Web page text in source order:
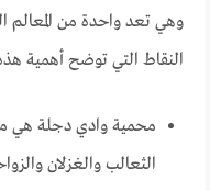
وهي تعد واحدة من المعالم
النقاط التي توضح أهمية
محمية وادي دجلة هي
الثعالب والغزلان